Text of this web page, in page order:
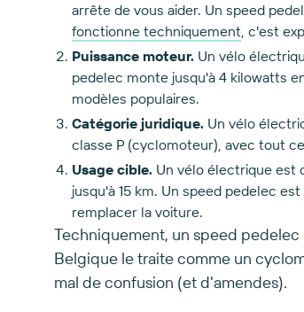
arrête de vous aider. Un speed
fonctionne techniquement, c'est
Puissance moteur. Un vélo
pedelec monte jusqu'à 4 kilowatts
modèles populaires.
Catégorie juridique. Un vélo
classe P (cyclomoteur), avec tout
Usage cible. Un vélo électrique est
jusqu'à 15 km. Un speed pedelec
remplacer la voiture.
Techniquement, un speed
Belgique le traite comme un
mal de confusion (et d'amendes).